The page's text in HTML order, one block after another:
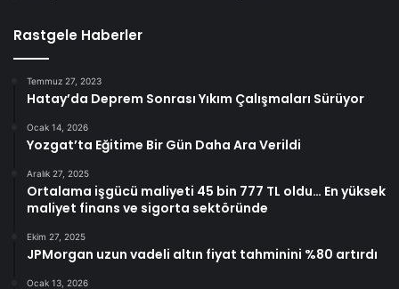
Rastgele Haberler
Temmuz 27, 2023
Hatay’da Deprem Sonrası Yıkım Çalışmaları Sürüyor
Ocak 14, 2026
Yozgat’ta Eğitime Bir Gün Daha Ara Verildi
Aralık 27, 2025
Ortalama işgücü maliyeti 45 bin 777 TL oldu… En yüksek
maliyet finans ve sigorta sektöründe
Ekim 27, 2025
JPMorgan uzun vadeli altın fiyat tahminini %80 artırdı
Ocak 13, 2026